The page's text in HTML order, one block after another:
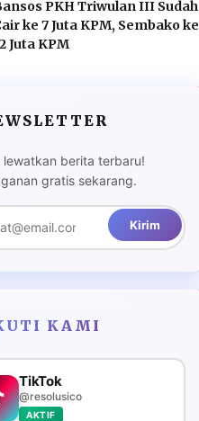
PKH Triwulan III Sudah
ke 7 Juta KPM, Sembako ke
Juta KPM
lewatkan berita terbaru!
gratis sekarang.
Kirim
KAMI
TikTok
@resolusico
AKTIF